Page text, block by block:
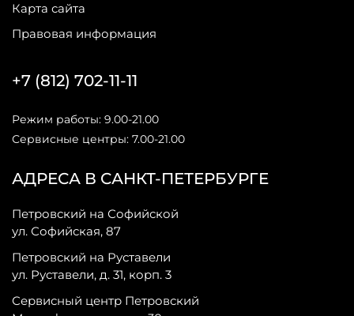
Карта сайта
Правовая информация
АДРЕСА В САНКТ-ПЕТЕРБУРГЕ
Петровский на Софийской
ул. Софийская, 87
Петровский на Руставели
ул. Руставели, д. 31, корп. 3
Сервисный центр Петровский
+7 (812) 702-11-11
Режим работы: 9.00-21.00
Сервисные центры: 7.00-21.00